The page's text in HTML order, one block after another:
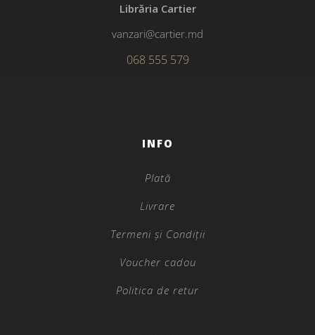
Librăria Cartier
vanzari@cartier.md
068 555 579
INFO
Plată
Livrare
Termeni și Condiții
Voucher cadou
Politica de retur